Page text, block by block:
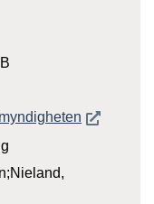
Öppnas i